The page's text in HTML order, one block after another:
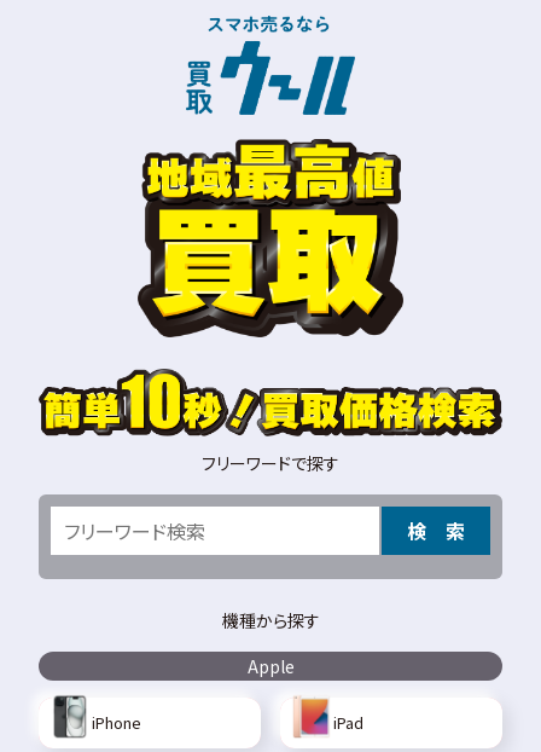
フリーワードで探す
検 索
機種から探す
Apple
iPhone iPad